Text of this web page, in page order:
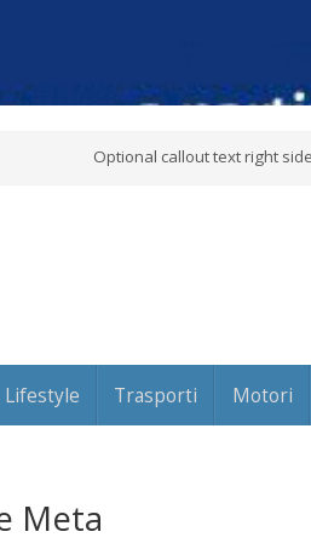
Optional callout text right
Lifestyle Trasporti Motori
Meta